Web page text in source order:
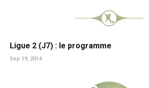
Ligue 2 (J7) : le programme
Sep 19, 2014